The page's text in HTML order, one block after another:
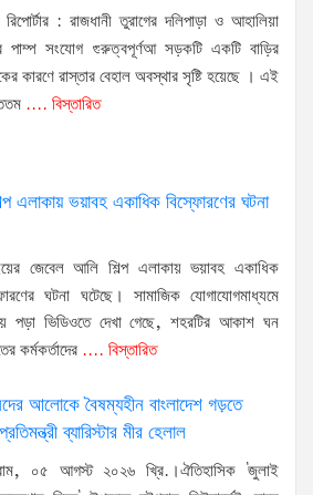
রিপোর্টার : রাজধানী তুরাগের দলিপাড়া ও আহালিয়া
পাম্প সংযোগ গুরুত্বপূর্ণআ সড়কটি একটি বাড়ির
কারণে রাস্তার বেহাল অবস্থার সৃষ্টি হয়েছে । এই
.... বিস্তারিত
এলাকায় ভয়াবহ একাধিক বিস্ফোরণের ঘটনা
জেবেল আলি শিল্প এলাকায় ভয়াবহ একাধিক
ঘটনা ঘটেছে। সামাজিক যোগাযোগমাধ্যমে
পড়া ভিডিওতে দেখা গেছে, শহরটির আকাশ ঘন
কর্মকর্তাদের .... বিস্তারিত
আলোকে বৈষম্যহীন বাংলাদেশ গড়তে
ব্যারিস্টার মীর হেলাল
০৫ আগস্ট ২০২৬ খ্রি.।ঐতিহাসিক 'জুলাই